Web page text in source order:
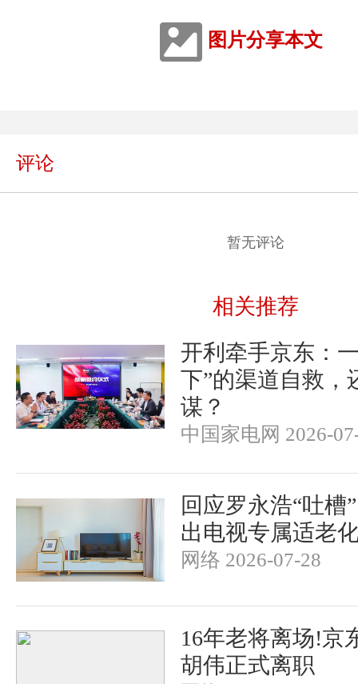
图片分享本文
评论
暂无评论
相关推荐
开利牵手京东：
下”的渠道自救，
谋？
中国家电网 2026-
回应罗永浩“吐槽
出电视专属适老
网络 2026-07-28
16年老将离场!京
胡伟正式离职